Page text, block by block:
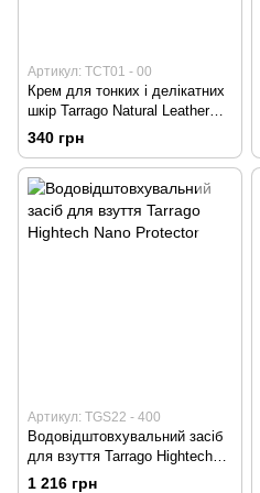
Артикул: TCT01 - 00
Крем для тонких і делікатних
шкір Tarrago Natural Leather
Cream
340 грн
Артикул: TGS22 - 400
Водовідштовхувальний засіб
для взуття Tarrago Hightech
Nano Protector
1 216 грн